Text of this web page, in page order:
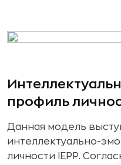
профиль
Данная модель
интеллектуально-
личности IEPP.